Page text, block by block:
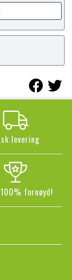
levering
fornøyd!